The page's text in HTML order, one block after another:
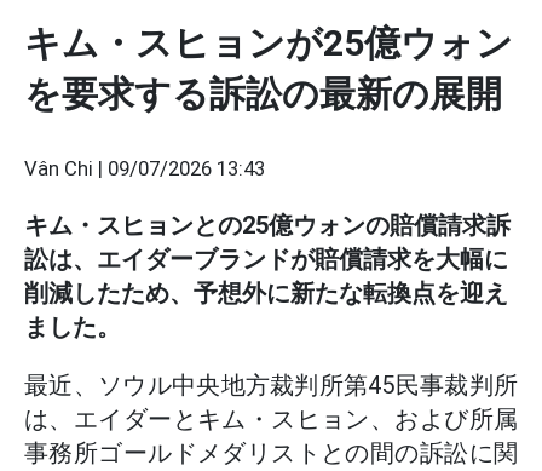
キム・スヒョンが25億ウォン
を要求する訴訟の最新の展開
Vân Chi | 09/07/2026 13:43
キム・スヒョンとの25億ウォンの賠償請求訴
訟は、エイダーブランドが賠償請求を大幅に
削減したため、予想外に新たな転換点を迎え
ました。
最近、ソウル中央地方裁判所第45民事裁判所
は、エイダーとキム・スヒョン、および所属
事務所ゴールドメダリストとの間の訴訟に関